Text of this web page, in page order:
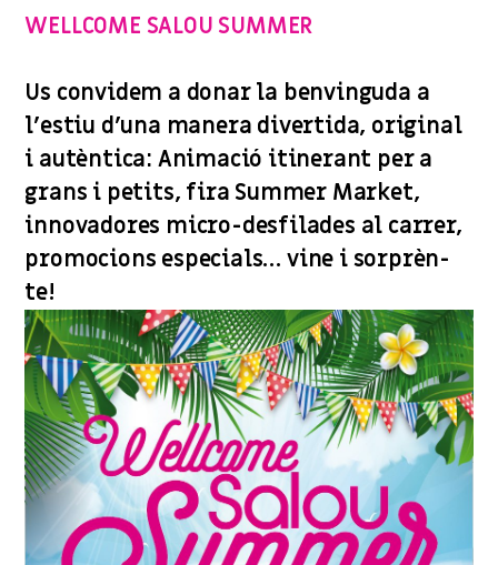
WELLCOME SALOU SUMMER
Us convidem a donar la benvinguda a
l’estiu d’una manera divertida, original
i autèntica: Animació itinerant per a
grans i petits, fira Summer Market,
innovadores micro-desfilades al carrer,
promocions especials… vine i sorprèn-
te!